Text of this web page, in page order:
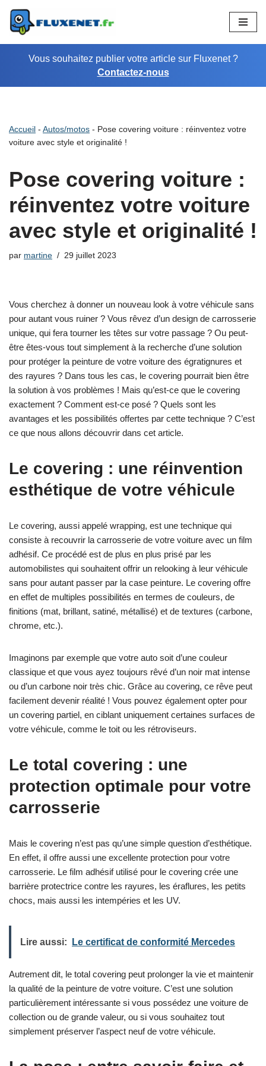
Aller
au
contenuVous souhaitez publier votre article sur Fluxenet ?
Contactez-nous
Accueil - Autos/motos - Pose covering voiture : réinventez votre
voiture avec style et originalité !
Pose covering voiture :
réinventez votre voiture
avec style et originalité !
par martine 29 juillet 2023
Vous cherchez à donner un nouveau look à votre véhicule sans
pour autant vous ruiner ? Vous rêvez d’un design de carrosserie
unique, qui fera tourner les têtes sur votre passage ? Ou peut-
être êtes-vous tout simplement à la recherche d’une solution
pour protéger la peinture de votre voiture des égratignures et
des rayures ? Dans tous les cas, le covering pourrait bien être
la solution à vos problèmes ! Mais qu’est-ce que le covering
exactement ? Comment est-ce posé ? Quels sont les
avantages et les possibilités offertes par cette technique ? C’est
ce que nous allons découvrir dans cet article.
Le covering : une réinvention
esthétique de votre véhicule
Le covering, aussi appelé wrapping, est une technique qui
consiste à recouvrir la carrosserie de votre voiture avec un film
adhésif. Ce procédé est de plus en plus prisé par les
automobilistes qui souhaitent offrir un relooking à leur véhicule
sans pour autant passer par la case peinture. Le covering offre
en effet de multiples possibilités en termes de couleurs, de
finitions (mat, brillant, satiné, métallisé) et de textures (carbone,
chrome, etc.).
Imaginons par exemple que votre auto soit d’une couleur
classique et que vous ayez toujours rêvé d’un noir mat intense
ou d’un carbone noir très chic. Grâce au covering, ce rêve peut
facilement devenir réalité ! Vous pouvez également opter pour
un covering partiel, en ciblant uniquement certaines surfaces de
votre véhicule, comme le toit ou les rétroviseurs.
Le total covering : une
protection optimale pour votre
carrosserie
Mais le covering n’est pas qu’une simple question d’esthétique.
En effet, il offre aussi une excellente protection pour votre
carrosserie. Le film adhésif utilisé pour le covering crée une
barrière protectrice contre les rayures, les éraflures, les petits
chocs, mais aussi les intempéries et les UV.
Lire aussi: Le certificat de conformité Mercedes
Autrement dit, le total covering peut prolonger la vie et maintenir
la qualité de la peinture de votre voiture. C’est une solution
particulièrement intéressante si vous possédez une voiture de
collection ou de grande valeur, ou si vous souhaitez tout
simplement préserver l’aspect neuf de votre véhicule.